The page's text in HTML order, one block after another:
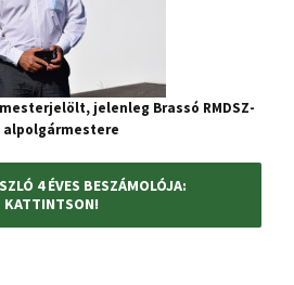
jelenleg Brassó RMDSZ-
alpolgármestere
4 ÉVES BESZÁMOLÓJA:
KATTINTSON!